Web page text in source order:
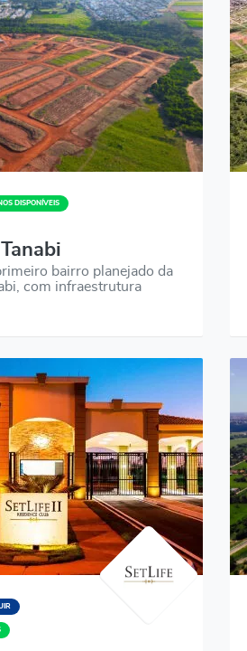
DISPONÍVEIS
bairro planejado da
com infraestrutura